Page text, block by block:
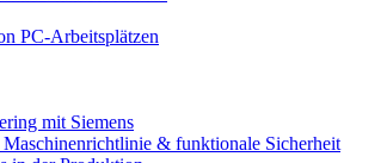
PC-Arbeitsplätzen
mit Siemens
Maschinenrichtlinie & funktionale Sicherheit